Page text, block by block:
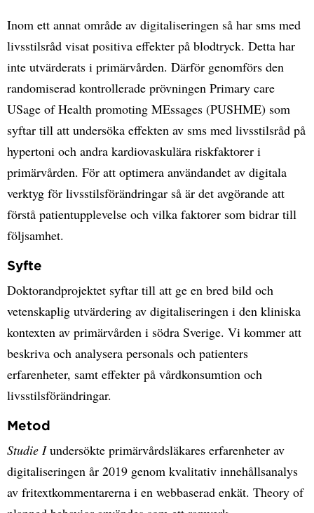
Inom ett annat område av digitaliseringen så har sms med
livsstilsråd visat positiva effekter på blodtryck. Detta har
inte utvärderats i primärvården. Därför genomförs den
randomiserad kontrollerade prövningen Primary care
USage of Health promoting MEssages (PUSHME) som
syftar till att undersöka effekten av sms med livsstilsråd på
hypertoni och andra kardiovaskulära riskfaktorer i
primärvården. För att optimera användandet av digitala
verktyg för livsstilsförändringar så är det avgörande att
förstå patientupplevelse och vilka faktorer som bidrar till
följsamhet.
Syfte
Doktorandprojektet syftar till att ge en bred bild och
vetenskaplig utvärdering av digitaliseringen i den kliniska
kontexten av primärvården i södra Sverige. Vi kommer att
beskriva och analysera personals och patienters
erfarenheter, samt effekter på vårdkonsumtion och
livsstilsförändringar.
Metod
Studie Iundersökte primärvårdsläkares erfarenheter av
digitaliseringen år 2019 genom kvalitativ innehållsanalys
av fritextkommentarerna i en webbaserad enkät. Theory of